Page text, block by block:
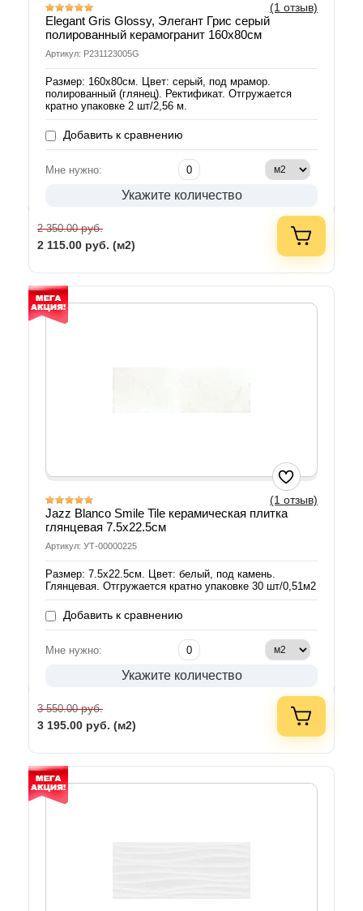
(1 отзыв)
Elegant Gris Glossy, Элегант Грис серый
полированный керамогранит 160х80см
Артикул: P231123005G
Размер: 160х80см. Цвет: серый, под мрамор.
полированный (глянец). Ректификат. Отгружается
кратно упаковке 2 шт/2,56 м.
Добавить к сравнению
Мне нужно:
Укажите количество
2 350.00руб.
2 115.00 руб. (м2)
(1 отзыв)
Jazz Blanco Smile Tile керамическая плитка
глянцевая 7.5x22.5см
Артикул: УТ-00000225
Размер: 7.5x22.5см. Цвет: белый, под камень.
Глянцевая. Отгружается кратно упаковке 30 шт/0,51м2
Добавить к сравнению
Мне нужно:
Укажите количество
3 550.00руб.
3 195.00 руб. (м2)